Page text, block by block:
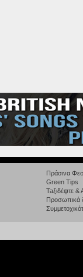
Πράσινα
Green Tips
Taξιδέψτε
Προσωπικά